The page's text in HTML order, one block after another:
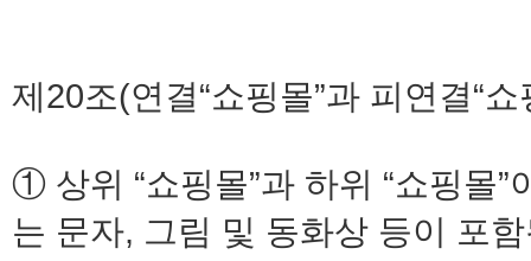
제20조(연결“쇼핑몰”과 피연결“
① 상위 “쇼핑몰”과 하위 “쇼핑몰
는 문자, 그림 및 동화상 등이 포